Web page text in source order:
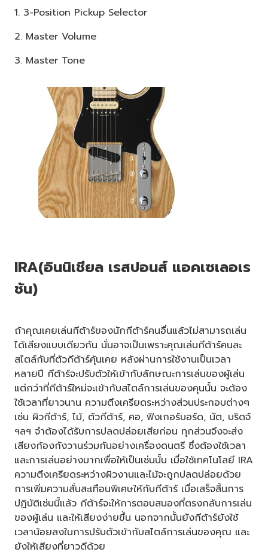
1. 3-Position Pickup Selector
2. Master Volume
3. Master Tone
IRA(อินนิเชียล เรสปอนส์ แอคเซเลอเร
ชัน)
ถ้าคุณเคยเล่นกีต้าร์ของนักกีต้าร์คนอื่นแล้วไม่สามารถเล่น
ได้เสียงแบบเดียวกัน นั่นอาจเป็นเพราะคุณเล่นกีต้าร์คนละ
สไตล์กับที่ตัวกีต้าร์คุ้นเคย หลังผ่านการใช้งานเป็นเวลา
หลายปี กีต้าร์จะปรับตัวให้เข้ากับลักษณะการเล่นของผู้เล่น
แต่กว่าที่กีต้าร์ใหม่จะเข้ากับสไตล์การเล่นของคุนนั้น จะต้อง
ใช้เวลาที่ยาวนาน ความตึงเครียดระหว่างส่วนประกอบต่างๆ
เช่น ผิวกีต้าร์, ไม้, ตัวกีต้าร์, คอ, ฟิงเกอร์บอร์ด, นัต, บริดจ์
ฯลฯ จำต้องได้รับการปลดปล่อยเสียก่อน ทุกส่วนจึงจะส่ง
เสียงก้องกังวานร่วมกันอย่างเครื่องดนตรี ซึ่งต้องใช้เวลา
และการเล่นอย่างมากเพื่อให้เป็นเช่นนั้น เมื่อใช้เทคโนโลยี IRA
ความตึงเครียดระหว่างผิวงานและไม้จะถูกปลดปล่อยด้วย
การเพิ่มความสั่นสะเทือนพิเศษให้กับกีต้าร์ เมื่อเสร็จสิ้นการ
ปฏิบัติเช่นนี้แล้ว กีต้าร์จะให้การตอบสนองที่ตรงกลับการเล่น
ของผู้เล่น และให้เสียงง่ายขึ้น นอกจากนั้นยังกีต้าร์ยังใช้
เวลาน้อยลงในการปรับตัวเข้ากับสไตล์การเล่นของคุณ และ
ยังให้เสียงที่ยาวดีด้วย